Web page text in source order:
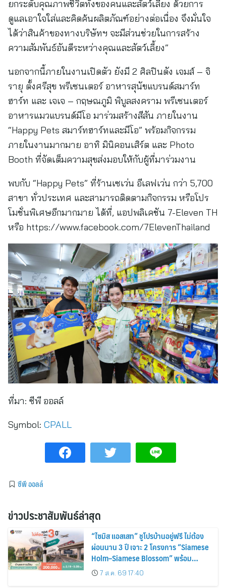
ยกระดับคุณภาพชีวิตทั้งของคนและสัตว์เลี้ยง ด้วยการ
ดูแลเอาใจใส่และคิดค้นผลิตภัณฑ์อย่างต่อเนื่อง จึงมั่นใจ
ได้ว่าสินค้าของทางบริษัทฯ จะมีส่วนช่วยในการสร้าง
ความสัมพันธ์อันดีระหว่างคุณและสัตว์เลี้ยง”
นอกจากนี้ภายในงานเปิดตัว ยังมี 2 ศิลปินดัง เจมส์ – จิ
รายุ ตั้งศรีสุข พรีเซนเตอร์ อาหารสุนัขแบรนด์สมาร์ท
ฮาร์ท และ เจเจ – กฤษณภูมิ พิบูลสงคราม พรีเซนเตอร์
อาหารแมวแบรนด์มีโอ มาร่วมสร้างสีสัน ภายในงาน
“Happy Pets สมาร์ทฮาร์ทและมีโอ” พร้อมกิจกรรม
ภายในงานมากมาย อาทิ มินิคอนเสิร์ต และ Photo
Booth ที่จัดเต็มความสุขส่งมอบให้กับผู้ที่มาร่วมงาน
พบกับ “Happy Pets” ที่ร้านเซเว่น อีเลฟเว่น กว่า 5,700
สาขา ทั่วประเทศ และสามารถติดตามกิจกรรม หรือโปร
โมชั่นพิเศษอีกมากมาย ได้ที่, แอปพลิเคชัน 7-Eleven TH
หรือ https://www.facebook.com/7ElevenThailand
ที่มา: ซีพี ออลล์
Symbol: CPALL
ซีพี ออลล์
ข่าวประชาสัมพันธ์ล่าสุด
“ไซมิส แอสเสท” ชูโปรบ้านอยู่ฟรี ไม่ต้อง
ผ่อนนาน 3 ปี เจาะ 2 โครงการ “Siamese
Holm–Siamese Blossom” พร้อม
ส่วนลดและสิทธิพิเศษถึง 31 สิงหาคม
2569
7 ส.ค. 69 17:40